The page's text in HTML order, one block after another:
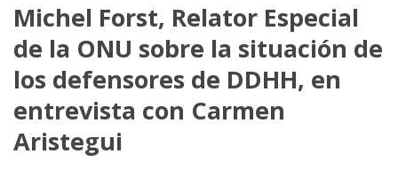
La ONU-DH en México
Vacantes ONU-DH México
ONU-DH en el tiempo
Michel Forst, Relator Especial
de la ONU sobre la situación de
los defensores de DDHH, en
entrevista con Carmen
Aristegui